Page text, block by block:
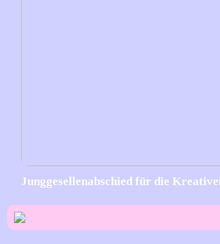
Junggesellenabschied für die